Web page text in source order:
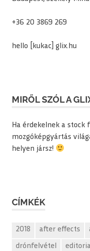
+36 20 3869 269
hello [kukac] glix.hu
MIRŐL SZÓL A
Ha érdekelnek a stock
mozgóképgyártás
helyen jársz!
CÍMKÉK
2018 after effects
drónfelvétel